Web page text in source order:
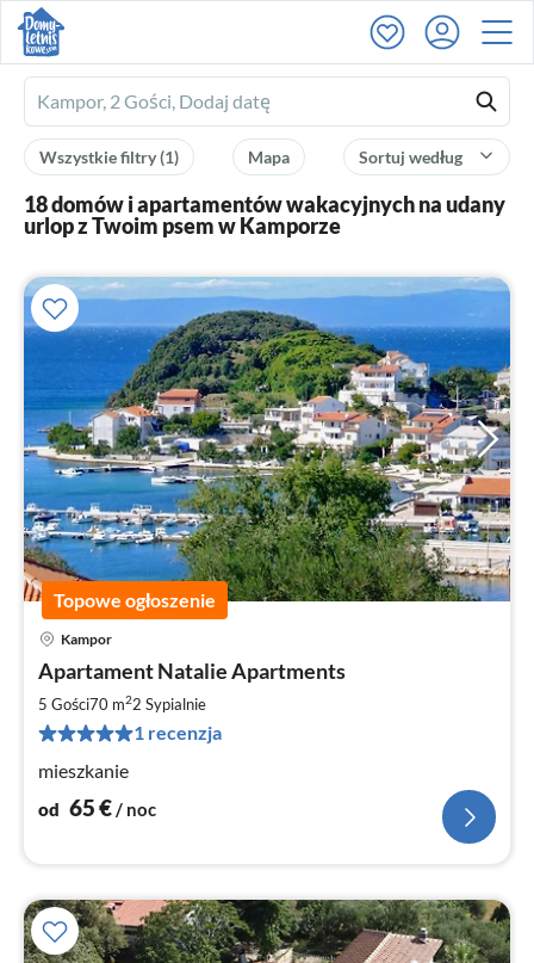
Ferienhausmiete
logo
Sortuj według
Mapa
Wszystkie filtry(1)
18 domów i apartamentów wakacyjnych na udany
urlop z Twoim psem w Kamporze
Topowe ogłoszenie
Kampor
Apartament Natalie Apartments
5 Gości70 m22 Sypialnie
1 recenzja
mieszkanie
od 65€/ noc